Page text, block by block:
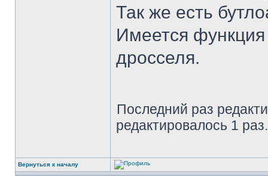
Так же есть
Имеется функция
дросселя.
Последний раз
редактировалось 1 раз.
Вернуться к началу